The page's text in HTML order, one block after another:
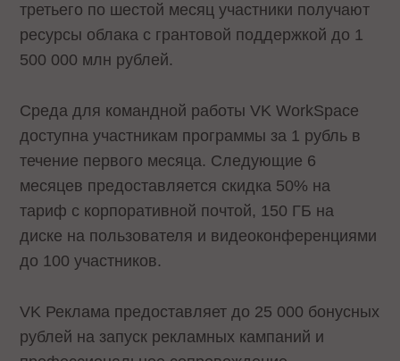
третьего по шестой месяц участники получают
ресурсы облака с грантовой поддержкой до 1
500 000 млн рублей.
Среда для командной работы VK WorkSpace
доступна участникам программы за 1 рубль в
течение первого месяца. Следующие 6
месяцев предоставляется скидка 50% на
тариф с корпоративной почтой, 150 ГБ на
диске на пользователя и видеоконференциями
до 100 участников.
VK Реклама предоставляет до 25 000 бонусных
рублей на запуск рекламных кампаний и